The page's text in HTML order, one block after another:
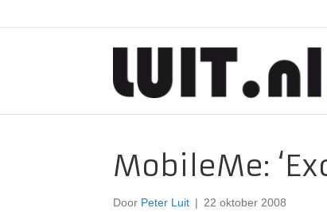
MobileMe:
Door Peter Luit | 22 oktober 2008